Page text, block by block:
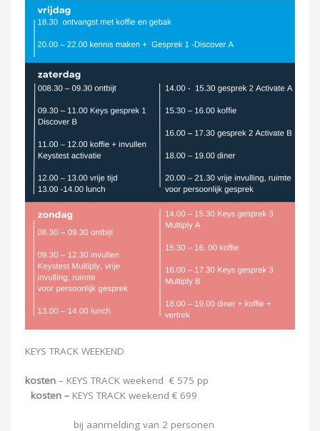
KEYS TRACK WEEKEND
kosten – KEYS TRACK weekend € 575 pp
kosten – KEYS TRACK weekend € 699
bij aanmelding van 2 personen